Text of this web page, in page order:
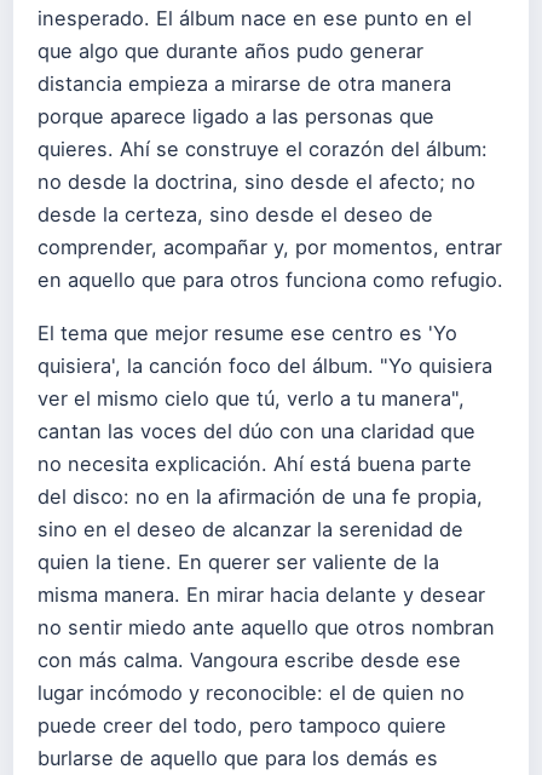
inesperado. El álbum nace en ese punto en el
que algo que durante años pudo generar
distancia empieza a mirarse de otra manera
porque aparece ligado a las personas que
quieres. Ahí se construye el corazón del álbum:
no desde la doctrina, sino desde el afecto; no
desde la certeza, sino desde el deseo de
comprender, acompañar y, por momentos, entrar
en aquello que para otros funciona como refugio.
El tema que mejor resume ese centro es 'Yo
quisiera', la canción foco del álbum. "Yo quisiera
ver el mismo cielo que tú, verlo a tu manera",
cantan las voces del dúo con una claridad que
no necesita explicación. Ahí está buena parte
del disco: no en la afirmación de una fe propia,
sino en el deseo de alcanzar la serenidad de
quien la tiene. En querer ser valiente de la
misma manera. En mirar hacia delante y desear
no sentir miedo ante aquello que otros nombran
con más calma. Vangoura escribe desde ese
lugar incómodo y reconocible: el de quien no
puede creer del todo, pero tampoco quiere
burlarse de aquello que para los demás es